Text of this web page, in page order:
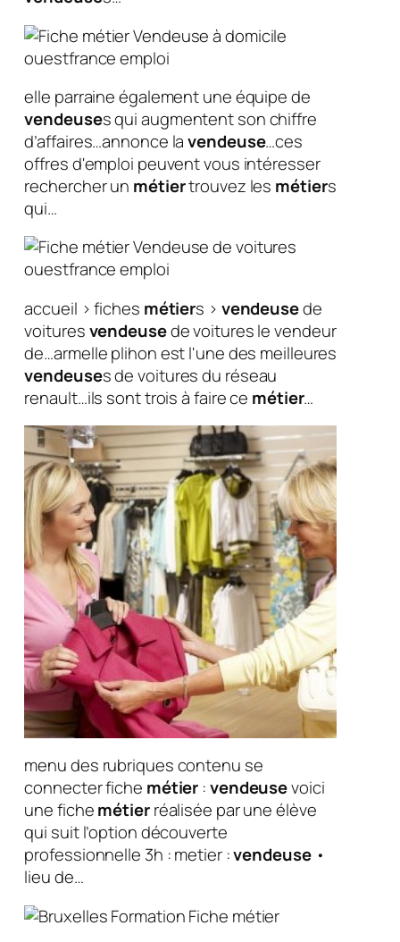
elle parraine également une équipe de
vendeuses qui augmentent son chiffre
d’affaires…annonce lavendeuse…ces
offres d'emploi peuvent vous intéresser
rechercher un métiertrouvez les métiers
qui…
accueil › fiches métiers › vendeusede
voituresvendeusede voitures le vendeur
de…armelle plihon est l'une des meilleures
vendeuses de voitures du réseau
renault…ils sont trois à faire ce métier…
menu des rubriques contenu se
connecter fiche métier :vendeusevoici
une fichemétierréalisée par une élève
qui suit l’option découverte
professionnelle 3h : metier :vendeuse•
lieu de…